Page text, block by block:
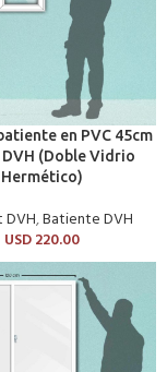
en PVC 45cm
DVH (Doble Vidrio
Hermético)
,Batiente DVH
USD220.00